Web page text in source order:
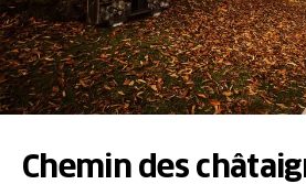
Chemin des